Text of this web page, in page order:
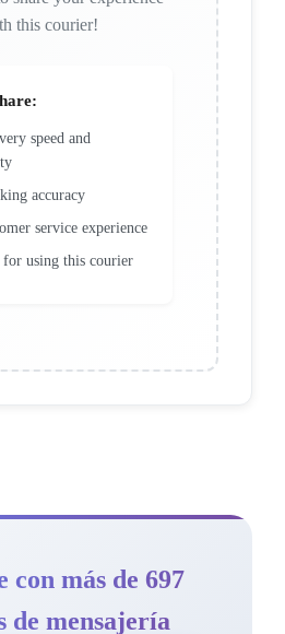
this courier!
speed and
accuracy
service experience
using this courier
con más de 697
de mensajería